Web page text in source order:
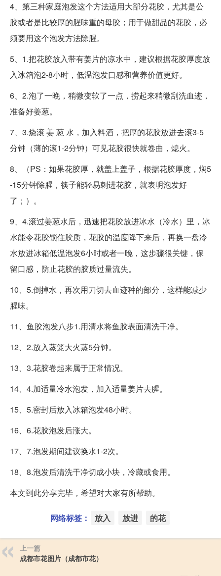
4、第三种家庭泡发这个方法适用大部分花胶，尤其是公
胶或者是比较厚的腥味重的母胶；用于做甜品的花胶，必
须要用这个泡发方法除腥。
5、1.把花胶放入带有姜片的凉水中，建议根据花胶厚度放
入冰箱泡2-8小时，低温泡发口感和营养价值更好。
6、2.泡了一晚，稍微变软了一点，捞起来稍微刮洗血迹，
准备好姜葱。
7、3.烧滚 姜 葱 水，加入料酒，把厚的花胶放进去滚3-5
分钟（薄的滚1-2分钟）可见花胶很快就卷曲，熄火。
8、（PS：如果花胶厚，就盖上盖子，根据花胶厚度，焖5
-15分钟除腥，筷子能轻易刺进花胶，就表明泡发好
了；）。
9、4.滚过姜葱水后，迅速把花胶放进冰水（冷水）里，冰
水能令花胶锁住胶质，花胶的温度降下来后，再换一盘冷
水放进冰箱低温泡发6小时或者一晚，这步骤很关键，保
留口感，防止花胶的胶质过量流失。
10、5.倒掉水，再次用刀切去血迹种的部分，这样能减少
腥味。
11、鱼胶泡发八步1.用清水将鱼胶表面清洗干净。
12、2.放入蒸笼大火蒸5分钟。
13、3.花胶卷起来属于正常情况。
14、4.加适量冷水泡发，加入适量姜片去腥。
15、5.密封后放入冰箱泡发48小时。
16、6.花胶泡发后涨大。
17、7.泡发期间建议换水1-2次。
18、8.泡发后清洗干净切成小块，冷藏或食用。
本文到此分享完毕，希望对大家有所帮助。
网络标签： 放入 放进 的花
上一篇
成都市花图片（成都市花）